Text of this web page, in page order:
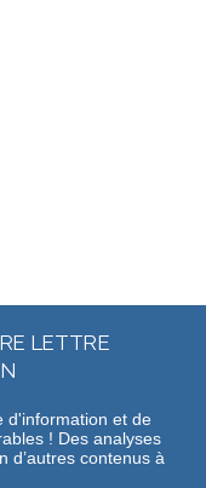
LETTRE
d'information et de
! Des analyses
d’autres contenus à